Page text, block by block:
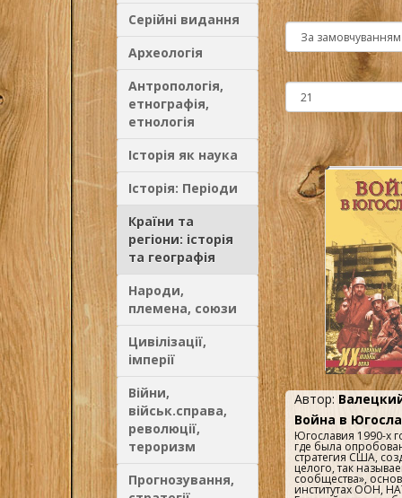
Серійні видання
Археологія
Антропологія,
етнографія,
етнологія
Історія як наука
Історія: Періоди
Країни та
регіони: історія
та географія
Народи,
племена, союзи
Цивілізації,
імперії
Війни,
військ.справа,
революції,
тероризм
Прогнозування,
Автор:
Война в
Югославия 1990-х
где была
стратегия США,
целого, так
сообщества»,
институтах ООН,